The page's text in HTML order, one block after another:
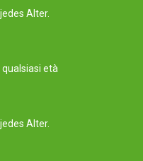
Alter.
qualsiasi età
Alter.